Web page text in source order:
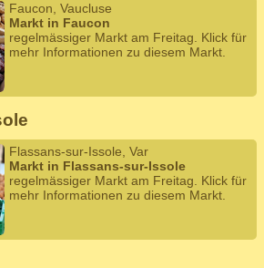
Faucon, Vaucluse
Markt in Faucon
regelmässiger Markt am Freitag. Klick für
mehr Informationen zu diesem Markt.
Flassans-sur-Issole, Var
Markt in Flassans-sur-Issole
regelmässiger Markt am Freitag. Klick für
mehr Informationen zu diesem Markt.